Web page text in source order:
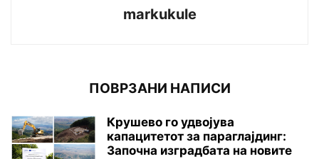
markukule
ПОВРЗАНИ НАПИСИ
Крушево го удвојува
капацитетот за параглајдинг:
Започна изградбата на новите